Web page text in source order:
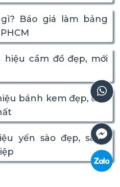
Báo giá làm bảng
hiệu cầm đồ đẹp, mới
bánh kem đẹp, độc
yến sào đẹp, sang